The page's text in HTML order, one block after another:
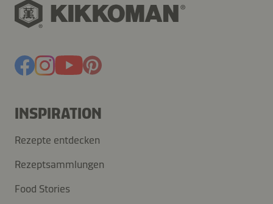
INSPIRATION
Rezepte entdecken
Rezeptsammlungen
Food Stories